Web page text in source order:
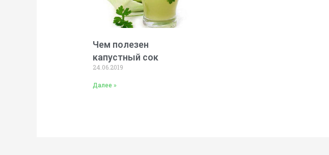
Чем полезен
капустный сок
24.06.2019
Далее »